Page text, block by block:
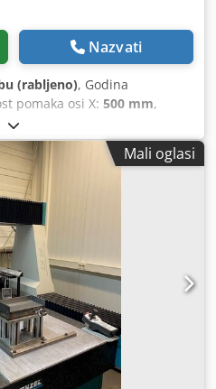
Nazvati
(rabljeno), Godina
pomaka osi X: 500 mm,
osi Z:
LH 54 CMM stroj proizveden
od 500 mm na X-osi,
Z-osi. Stroj uključuje
s zračnim ležajevima i
za primjenu u
proizvodnji. Ako tražite
razmislite o Wenzel
na prodaju. Kontaktirajte nas
potpuno provjereno i
• Dizajn stroja: podnožje
dizajn portala •
serijska proizvodnja •
i dostupno za
Mali oglasi